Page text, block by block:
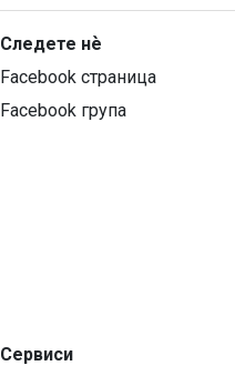
Следете нѐ
Facebook страница
Facebook група
Сервиси